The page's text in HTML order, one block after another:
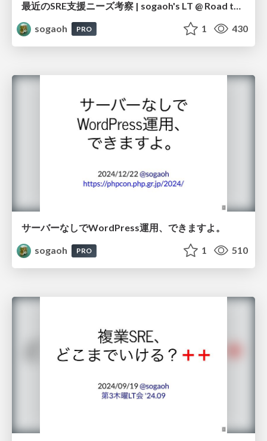
sogaoh
PRO 1 430
サーバーなしでWordPress運用、できますよ。
sogaoh
PRO 1 510